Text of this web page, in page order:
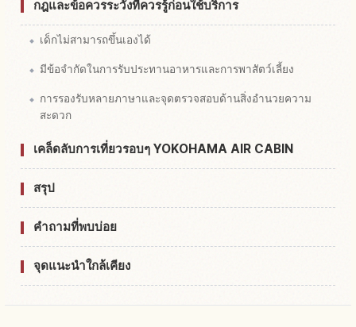
กฎและข้อควรระวังที่ควรรู้ก่อนใช้บริการ
เด็กไม่สามารถขึ้นเองได้
มีข้อจำกัดในการรับประทานอาหารและการพาสัตว์เลี้ยง
การรองรับหลายภาษาและจุดตรวจสอบด้านสิ่งอำนวยความ
สะดวก
เคล็ดลับการเที่ยวรอบๆ YOKOHAMA AIR CABIN
สรุป
คำถามที่พบบ่อย
จุดแนะนำใกล้เคียง